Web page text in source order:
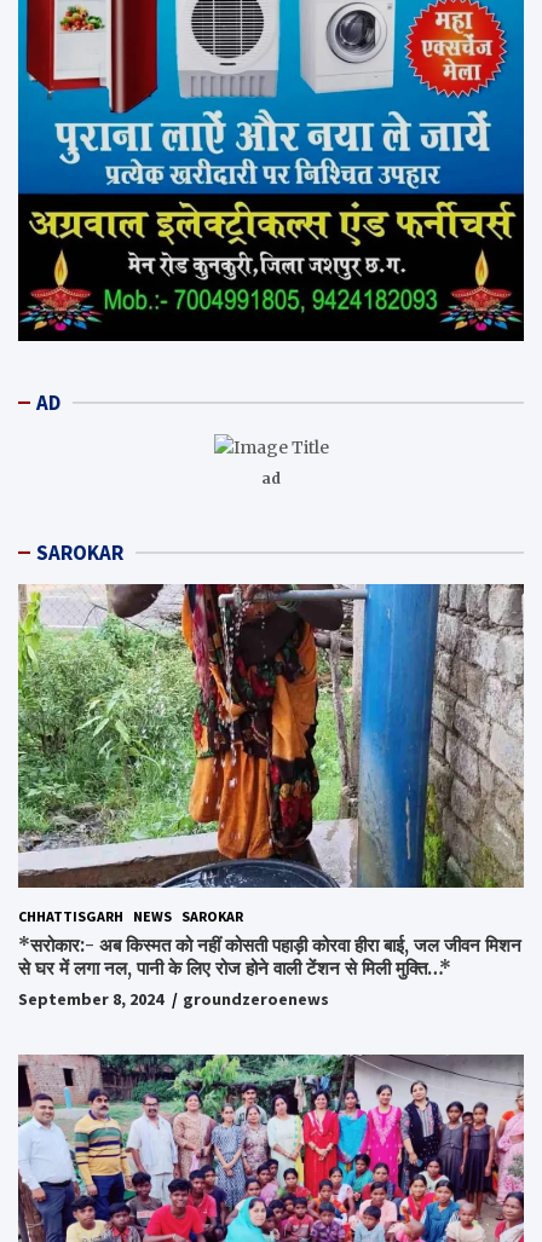
AD
ad
SAROKAR
CHHATTISGARH NEWS SAROKAR
*सरोकार:- अब किस्मत को नहीं कोसती पहाड़ी कोरवा हीरा बाई, जल जीवन मिशन
से घर में लगा नल, पानी के लिए रोज होने वाली टेंशन से मिली मुक्ति…*
September 8, 2024 groundzeroenews